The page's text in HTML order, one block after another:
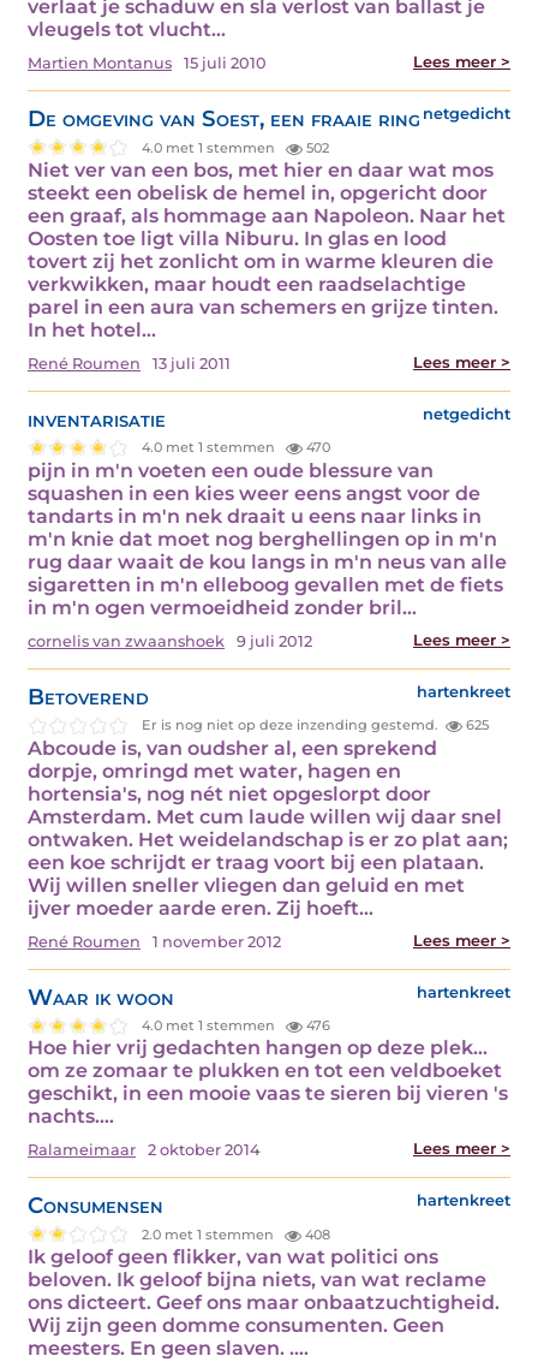
verlaat je schaduw en sla verlost van ballast je
vleugels tot vlucht…
Martien Montanus 15 juli 2010 Lees meer >
De omgeving van Soest, een fraaie ring netgedicht
4.0 met 1 stemmen 502
Niet ver van een bos, met hier en daar wat mos
steekt een obelisk de hemel in, opgericht door
een graaf, als hommage aan Napoleon. Naar het
Oosten toe ligt villa Niburu. In glas en lood
tovert zij het zonlicht om in warme kleuren die
verkwikken, maar houdt een raadselachtige
parel in een aura van schemers en grijze tinten.
In het hotel…
René Roumen 13 juli 2011 Lees meer >
inventarisatie netgedicht
4.0 met 1 stemmen 470
pijn in m'n voeten een oude blessure van
squashen in een kies weer eens angst voor de
tandarts in m'n nek draait u eens naar links in
m'n knie dat moet nog berghellingen op in m'n
rug daar waait de kou langs in m'n neus van alle
sigaretten in m'n elleboog gevallen met de fiets
in m'n ogen vermoeidheid zonder bril…
cornelis van zwaanshoek 9 juli 2012 Lees meer >
Betoverend hartenkreet
Er is nog niet op deze inzending gestemd. 625
Abcoude is, van oudsher al, een sprekend
dorpje, omringd met water, hagen en
hortensia's, nog nét niet opgeslorpt door
Amsterdam. Met cum laude willen wij daar snel
ontwaken. Het weidelandschap is er zo plat aan;
een koe schrijdt er traag voort bij een plataan.
Wij willen sneller vliegen dan geluid en met
ijver moeder aarde eren. Zij hoeft…
René Roumen 1 november 2012 Lees meer >
Waar ik woon hartenkreet
4.0 met 1 stemmen 476
Hoe hier vrij gedachten hangen op deze plek...
om ze zomaar te plukken en tot een veldboeket
geschikt, in een mooie vaas te sieren bij vieren 's
nachts.…
Ralameimaar 2 oktober 2014 Lees meer >
Consumensen hartenkreet
2.0 met 1 stemmen 408
Ik geloof geen flikker, van wat politici ons
beloven. Ik geloof bijna niets, van wat reclame
ons dicteert. Geef ons maar onbaatzuchtigheid.
Wij zijn geen domme consumenten. Geen
meesters. En geen slaven. .…